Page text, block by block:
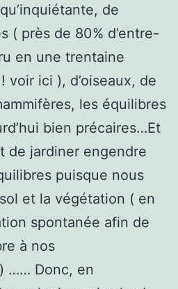
de
( près de 80% d’entre-
en une trentaine
! voir ici ), d’oiseaux, de
les équilibres
bien précaires…Et
de jardiner engendre
puisque nous
et la végétation ( en
spontanée afin de
à nos
…… Donc, en